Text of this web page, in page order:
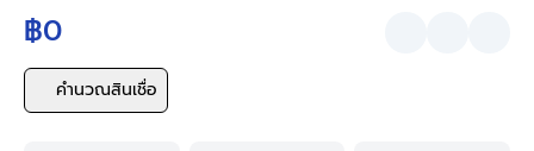
฿0
คำนวณสินเชื่อ